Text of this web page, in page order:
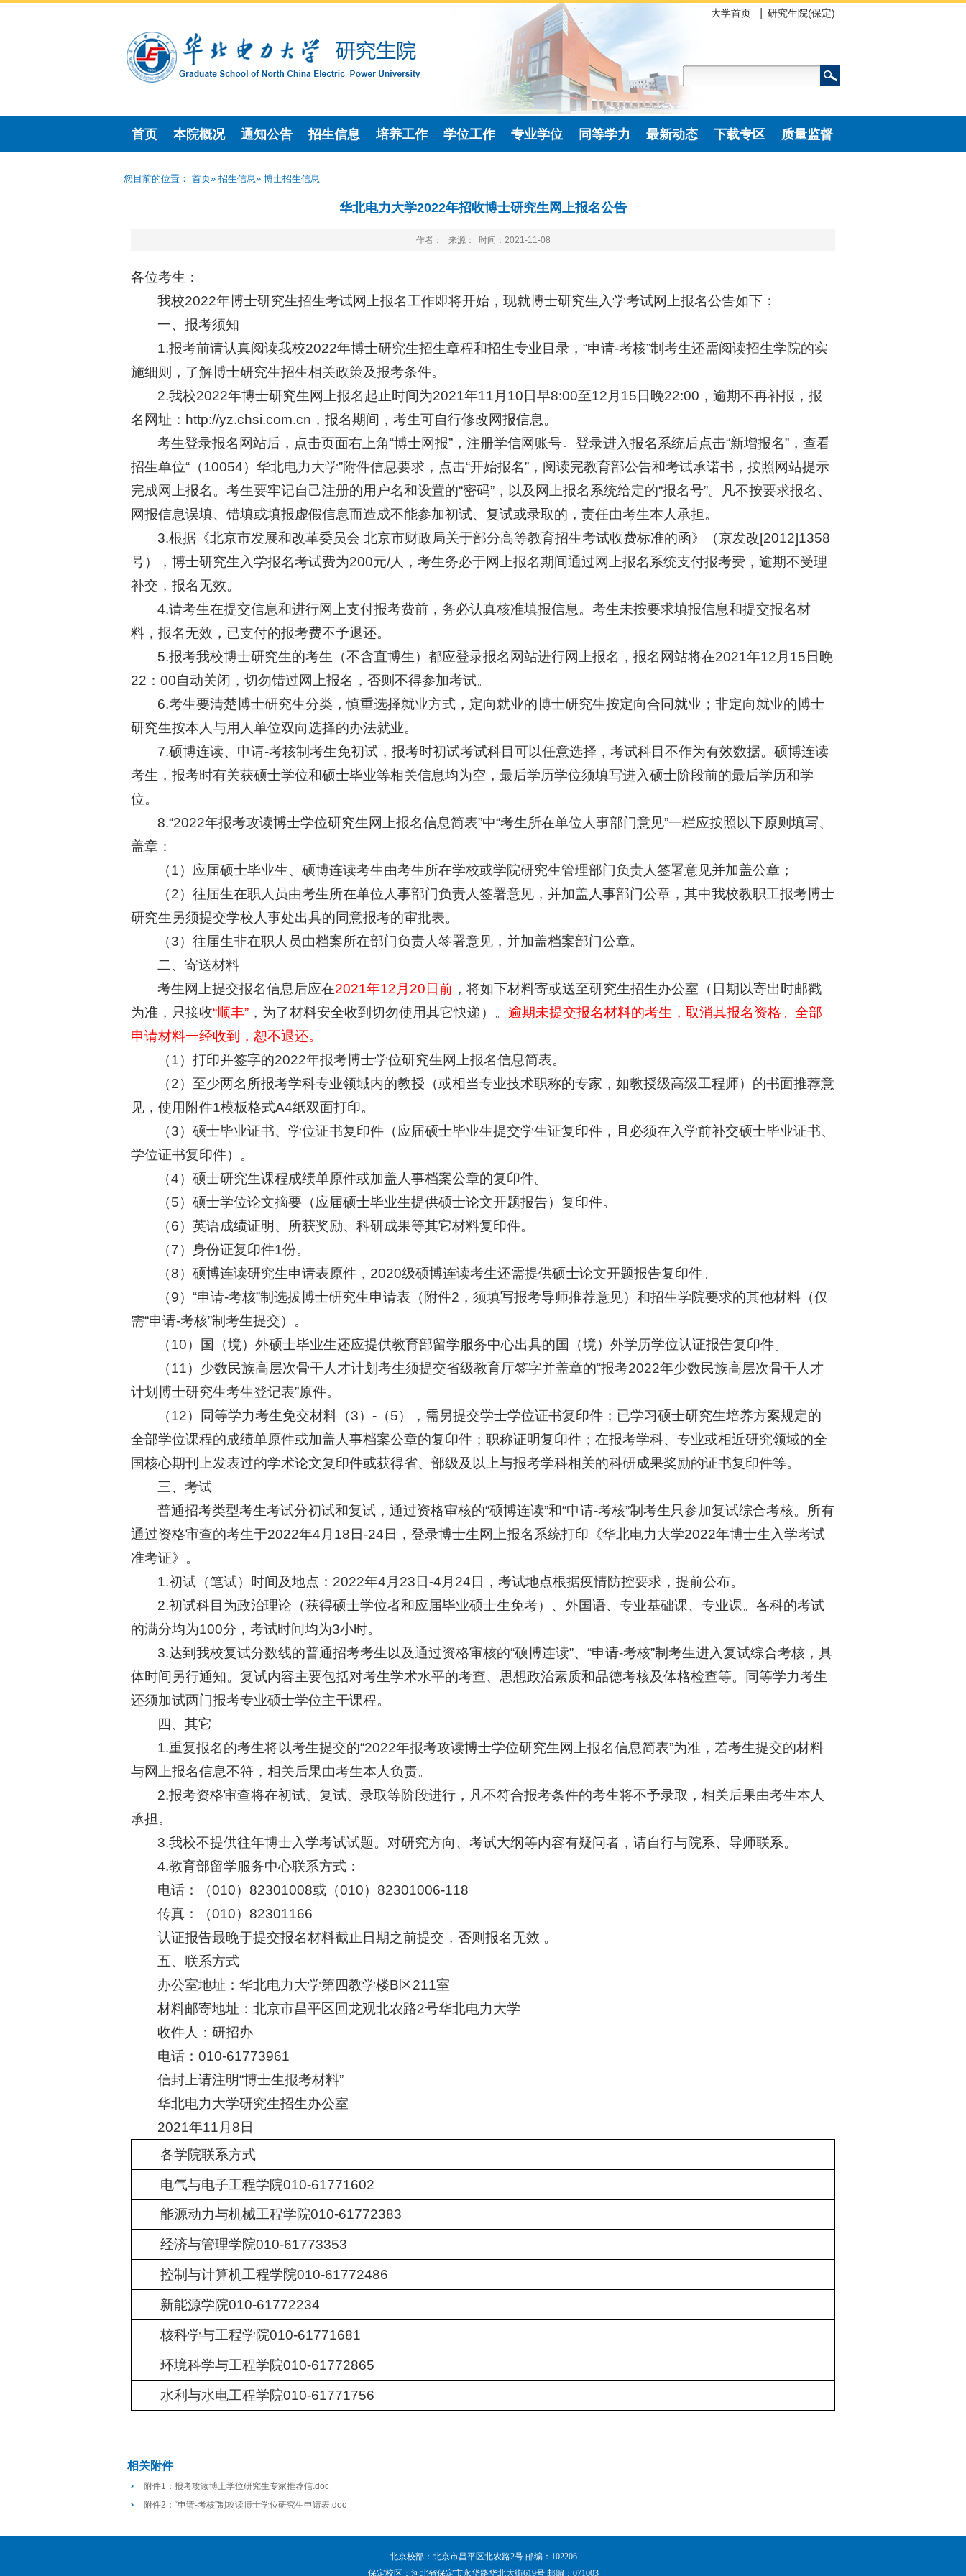
大学首页 研究生院(保定)
首页 本院概况 通知公告 招生信息 培养工作 学位工作 专业学位 同等学力 最新动态 下载专区 质量监督
您目前的位置： 首页» 招生信息» 博士招生信息
华北电力大学2022年招收博士研究生网上报名公告
作者： 来源： 时间：2021-11-08
各位考生：
我校2022年博士研究生招生考试网上报名工作即将开始，现就博士研究生入学考试网上报名公告如下：
一、报考须知
1.报考前请认真阅读我校2022年博士研究生招生章程和招生专业目录，“申请-考核”制考生还需阅读招生学院的实
施细则，了解博士研究生招生相关政策及报考条件。
2.我校2022年博士研究生网上报名起止时间为2021年11月10日早8:00至12月15日晚22:00，逾期不再补报，报
名网址：http://yz.chsi.com.cn，报名期间，考生可自行修改网报信息。
考生登录报名网站后，点击页面右上角“博士网报”，注册学信网账号。登录进入报名系统后点击“新增报名”，查看
招生单位“（10054）华北电力大学”附件信息要求，点击“开始报名”，阅读完教育部公告和考试承诺书，按照网站提示
完成网上报名。考生要牢记自己注册的用户名和设置的“密码”，以及网上报名系统给定的“报名号”。凡不按要求报名、
网报信息误填、错填或填报虚假信息而造成不能参加初试、复试或录取的，责任由考生本人承担。
3.根据《北京市发展和改革委员会 北京市财政局关于部分高等教育招生考试收费标准的函》（京发改[2012]1358
号），博士研究生入学报名考试费为200元/人，考生务必于网上报名期间通过网上报名系统支付报考费，逾期不受理
补交，报名无效。
4.请考生在提交信息和进行网上支付报考费前，务必认真核准填报信息。考生未按要求填报信息和提交报名材
料，报名无效，已支付的报考费不予退还。
5.报考我校博士研究生的考生（不含直博生）都应登录报名网站进行网上报名，报名网站将在2021年12月15日晚
22：00自动关闭，切勿错过网上报名，否则不得参加考试。
6.考生要清楚博士研究生分类，慎重选择就业方式，定向就业的博士研究生按定向合同就业；非定向就业的博士
研究生按本人与用人单位双向选择的办法就业。
7.硕博连读、申请-考核制考生免初试，报考时初试考试科目可以任意选择，考试科目不作为有效数据。硕博连读
考生，报考时有关获硕士学位和硕士毕业等相关信息均为空，最后学历学位须填写进入硕士阶段前的最后学历和学
位。
8.“2022年报考攻读博士学位研究生网上报名信息简表”中“考生所在单位人事部门意见”一栏应按照以下原则填写、
盖章：
（1）应届硕士毕业生、硕博连读考生由考生所在学校或学院研究生管理部门负责人签署意见并加盖公章；
（2）往届生在职人员由考生所在单位人事部门负责人签署意见，并加盖人事部门公章，其中我校教职工报考博士
研究生另须提交学校人事处出具的同意报考的审批表。
（3）往届生非在职人员由档案所在部门负责人签署意见，并加盖档案部门公章。
二、寄送材料
考生网上提交报名信息后应在2021年12月20日前 ，将如下材料寄或送至研究生招生办公室（日期以寄出时邮戳
为准，只接收“顺丰” ，为了材料安全收到切勿使用其它快递）。 逾期未提交报名材料的考生，取消其报名资格。全部
申请材料一经收到，恕不退还。
（1）打印并签字的2022年报考博士学位研究生网上报名信息简表。
（2）至少两名所报考学科专业领域内的教授（或相当专业技术职称的专家，如教授级高级工程师）的书面推荐意
见，使用附件1模板格式A4纸双面打印。
（3）硕士毕业证书、学位证书复印件（应届硕士毕业生提交学生证复印件，且必须在入学前补交硕士毕业证书、
学位证书复印件）。
（4）硕士研究生课程成绩单原件或加盖人事档案公章的复印件。
（5）硕士学位论文摘要（应届硕士毕业生提供硕士论文开题报告）复印件。
（6）英语成绩证明、所获奖励、科研成果等其它材料复印件。
（7）身份证复印件1份。
（8）硕博连读研究生申请表原件，2020级硕博连读考生还需提供硕士论文开题报告复印件。
（9）“申请-考核”制选拔博士研究生申请表（附件2，须填写报考导师推荐意见）和招生学院要求的其他材料（仅
需“申请-考核”制考生提交）。
（10）国（境）外硕士毕业生还应提供教育部留学服务中心出具的国（境）外学历学位认证报告复印件。
（11）少数民族高层次骨干人才计划考生须提交省级教育厅签字并盖章的“报考2022年少数民族高层次骨干人才
计划博士研究生考生登记表”原件。
（12）同等学力考生免交材料（3）-（5），需另提交学士学位证书复印件；已学习硕士研究生培养方案规定的
全部学位课程的成绩单原件或加盖人事档案公章的复印件；职称证明复印件；在报考学科、专业或相近研究领域的全
国核心期刊上发表过的学术论文复印件或获得省、部级及以上与报考学科相关的科研成果奖励的证书复印件等。
三、考试
普通招考类型考生考试分初试和复试，通过资格审核的“硕博连读”和“申请-考核”制考生只参加复试综合考核。所有
通过资格审查的考生于2022年4月18日-24日，登录博士生网上报名系统打印《华北电力大学2022年博士生入学考试
准考证》。
1.初试（笔试）时间及地点：2022年4月23日-4月24日，考试地点根据疫情防控要求，提前公布。
2.初试科目为政治理论（获得硕士学位者和应届毕业硕士生免考）、外国语、专业基础课、专业课。各科的考试
的满分均为100分，考试时间均为3小时。
3.达到我校复试分数线的普通招考考生以及通过资格审核的“硕博连读”、“申请-考核”制考生进入复试综合考核，具
体时间另行通知。复试内容主要包括对考生学术水平的考查、思想政治素质和品德考核及体格检查等。同等学力考生
还须加试两门报考专业硕士学位主干课程。
四、其它
1.重复报名的考生将以考生提交的“2022年报考攻读博士学位研究生网上报名信息简表”为准，若考生提交的材料
与网上报名信息不符，相关后果由考生本人负责。
2.报考资格审查将在初试、复试、录取等阶段进行，凡不符合报考条件的考生将不予录取，相关后果由考生本人
承担。
3.我校不提供往年博士入学考试试题。对研究方向、考试大纲等内容有疑问者，请自行与院系、导师联系。
4.教育部留学服务中心联系方式：
电话：（010）82301008或（010）82301006-118
传真：（010）82301166
认证报告最晚于提交报名材料截止日期之前提交，否则报名无效 。
五、联系方式
办公室地址：华北电力大学第四教学楼B区211室
材料邮寄地址：北京市昌平区回龙观北农路2号华北电力大学
收件人：研招办
电话：010-61773961
信封上请注明“博士生报考材料”
华北电力大学研究生招生办公室
2021年11月8日
各学院联系方式
电气与电子工程学院010-61771602
能源动力与机械工程学院010-61772383
经济与管理学院010-61773353
控制与计算机工程学院010-61772486
新能源学院010-61772234
核科学与工程学院010-61771681
环境科学与工程学院010-61772865
水利与水电工程学院010-61771756
相关附件
附件1：报考攻读博士学位研究生专家推荐信.doc
附件2：“申请-考核”制攻读博士学位研究生申请表.doc
北京校部：北京市昌平区北农路2号 邮编：102206
保定校区：河北省保定市永华路华北大街619号 邮编：071003